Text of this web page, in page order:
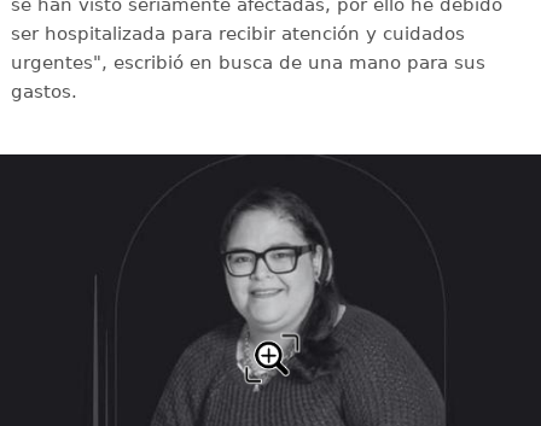
se han visto seriamente afectadas, por ello he debido
ser hospitalizada para recibir atención y cuidados
urgentes", escribió en busca de una mano para sus
gastos.